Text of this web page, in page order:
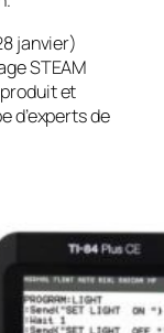
janvier)
STEAM
et
d’experts de